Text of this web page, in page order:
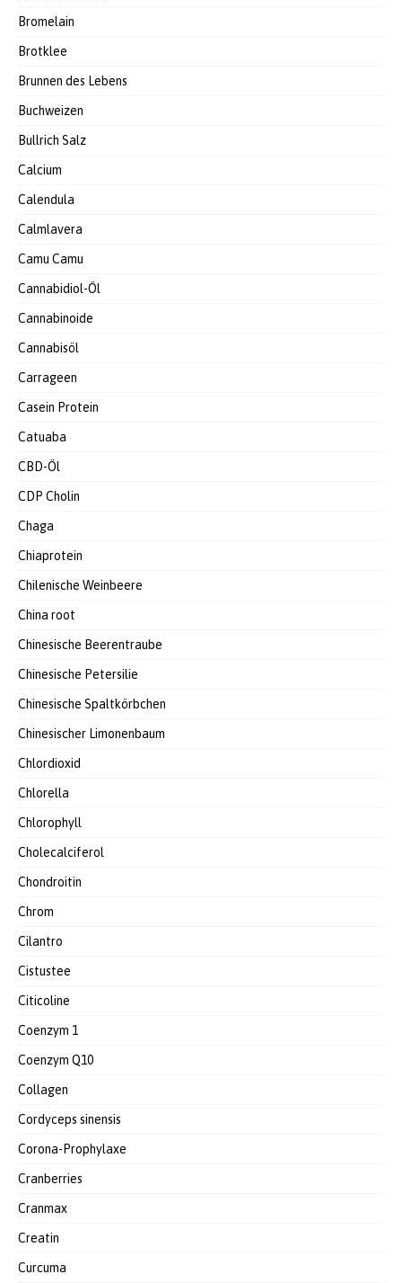
Bromelain
Brotklee
Brunnen des Lebens
Buchweizen
Bullrich Salz
Calcium
Calendula
Calmlavera
Camu Camu
Cannabidiol-Öl
Cannabinoide
Cannabisöl
Carrageen
Casein Protein
Catuaba
CBD-Öl
CDP Cholin
Chaga
Chiaprotein
Chilenische Weinbeere
China root
Chinesische Beerentraube
Chinesische Petersilie
Chinesische Spaltkörbchen
Chinesischer Limonenbaum
Chlordioxid
Chlorella
Chlorophyll
Cholecalciferol
Chondroitin
Chrom
Cilantro
Cistustee
Citicoline
Coenzym 1
Coenzym Q10
Collagen
Cordyceps sinensis
Corona-Prophylaxe
Cranberries
Cranmax
Creatin
Curcuma